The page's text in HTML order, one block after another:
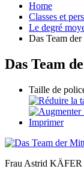
Home
Classes et
Le degré
Das Team
Das Team
Taille de
Imprimer
Frau Astrid KÄFER